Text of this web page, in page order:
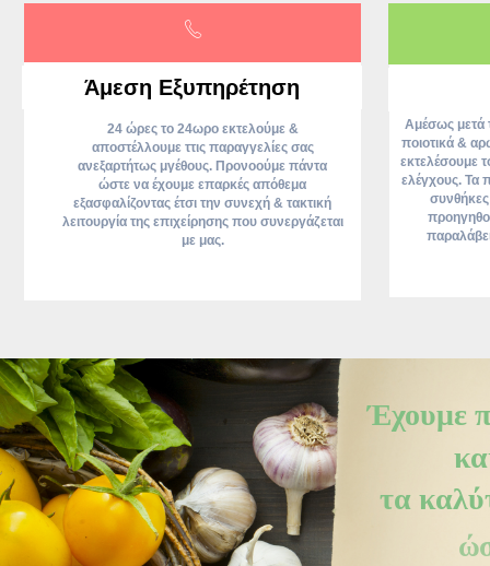
Άμεση Εξυπηρέτηση
24 ώρες το 24ωρο εκτελούμε &
αποστέλλουμε ττις παραγγελίες σας
ανεξαρτήτως μγέθους. Προνοούμε πάντα
ώστε να έχουμε επαρκές απόθεμα
εξασφαλίζοντας έτσι την συνεχή & τακτική
λειτουργία της επιχείρησης που συνεργάζεται
με μας.
Αμέσως μετά
ποιοτικά &
εκτελέσουμε
ελέγχους. Τα
Έχουμε
τα